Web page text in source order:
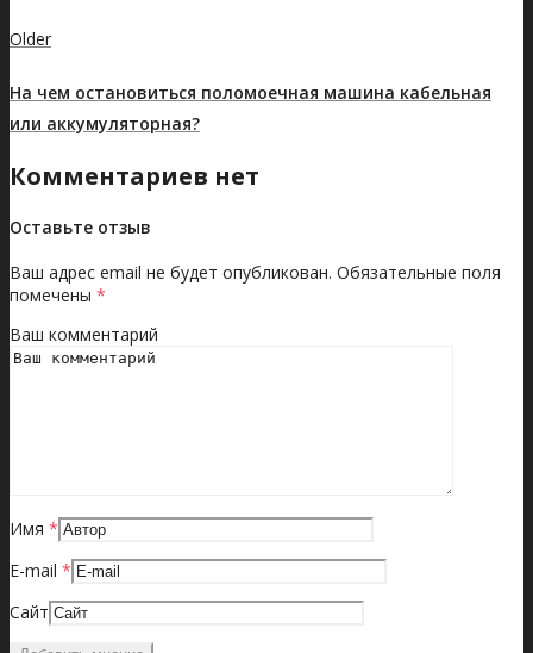
Older
На чем остановиться поломоечная машина кабельная
или аккумуляторная?
Комментариев нет
Оставьте отзыв
Ваш адрес email не будет опубликован. Обязательные поля
помечены *
Ваш комментарий
Имя *
E-mail *
Сайт